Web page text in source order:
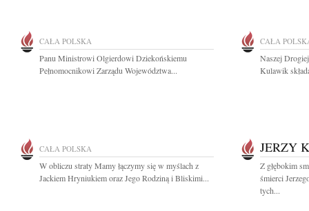
CAŁA POLSKA
Panu Ministrowi Olgierdowi Dziekońskiemu
Pełnomocnikowi Zarządu Województwa...
CAŁA
Naszej
Kulawik
CAŁA POLSKA
W obliczu straty Mamy łączymy się w myślach z
Jackiem Hryniukiem oraz Jego Rodziną i Bliskimi...
JERZY
Z głębokim
śmierci
tych...